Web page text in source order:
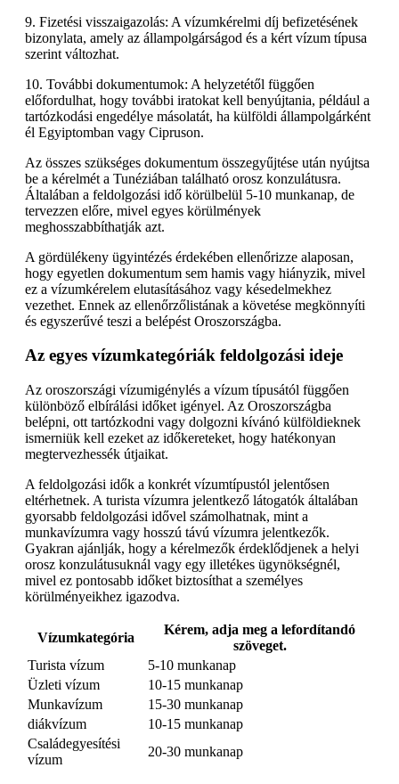
9. Fizetési visszaigazolás: A vízumkérelmi díj befizetésének
bizonylata, amely az állampolgárságod és a kért vízum típusa
szerint változhat.
10. További dokumentumok: A helyzetétől függően
előfordulhat, hogy további iratokat kell benyújtania, például a
tartózkodási engedélye másolatát, ha külföldi állampolgárként
él Egyiptomban vagy Cipruson.
Az összes szükséges dokumentum összegyűjtése után nyújtsa
be a kérelmét a Tunéziában található orosz konzulátusra.
Általában a feldolgozási idő körülbelül 5-10 munkanap, de
tervezzen előre, mivel egyes körülmények
meghosszabbíthatják azt.
A gördülékeny ügyintézés érdekében ellenőrizze alaposan,
hogy egyetlen dokumentum sem hamis vagy hiányzik, mivel
ez a vízumkérelem elutasításához vagy késedelmekhez
vezethet. Ennek az ellenőrzőlistának a követése megkönnyíti
és egyszerűvé teszi a belépést Oroszországba.
Az egyes vízumkategóriák feldolgozási ideje
Az oroszországi vízumigénylés a vízum típusától függően
különböző elbírálási időket igényel. Az Oroszországba
belépni, ott tartózkodni vagy dolgozni kívánó külföldieknek
ismerniük kell ezeket az időkereteket, hogy hatékonyan
megtervezhessék útjaikat.
A feldolgozási idők a konkrét vízumtípustól jelentősen
eltérhetnek. A turista vízumra jelentkező látogatók általában
gyorsabb feldolgozási idővel számolhatnak, mint a
munkavízumra vagy hosszú távú vízumra jelentkezők.
Gyakran ajánlják, hogy a kérelmezők érdeklődjenek a helyi
orosz konzulátusuknál vagy egy illetékes ügynökségnél,
mivel ez pontosabb időket biztosíthat a személyes
körülményeikhez igazodva.
Vízumkategória
Kérem, adja meg a lefordítandó
szöveget.
Turista vízum
5-10 munkanap
Üzleti vízum
10-15 munkanap
Munkavízum
15-30 munkanap
diákvízum
10-15 munkanap
Családegyesítési
vízum
20-30 munkanap